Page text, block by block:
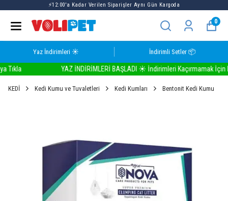
☀️
0
Yaz İndirimleri ☀️ İndirimli Setler 📦
YAZ İNDİRİMLERİ BAŞLADI ☀️ İndirimleri Kaçırmamak İçin
KEDİ Kedi Kumu ve Tuvaletleri Kedi Kumları Bentonit Kedi Kumu